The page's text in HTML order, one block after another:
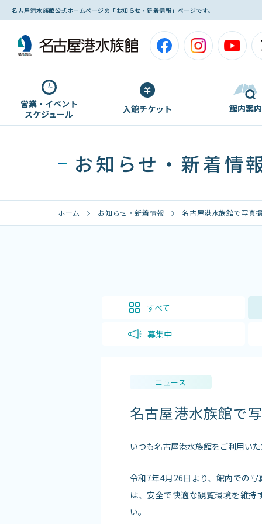
名古屋港水族館公式ホームページの「お知らせ・新着情報」ページです。
営業・イベント
スケジュール
入館チケット 館内案内
お知らせ・新着情
ホーム お知らせ・新着情報 名古屋港水族館で写真
すべて
募集中
ニュース
名古屋港水族館で
いつも名古屋港水族館をご利用い
令和7年4月26日より、館内での
は、安全で快適な観覧環境を維
い。